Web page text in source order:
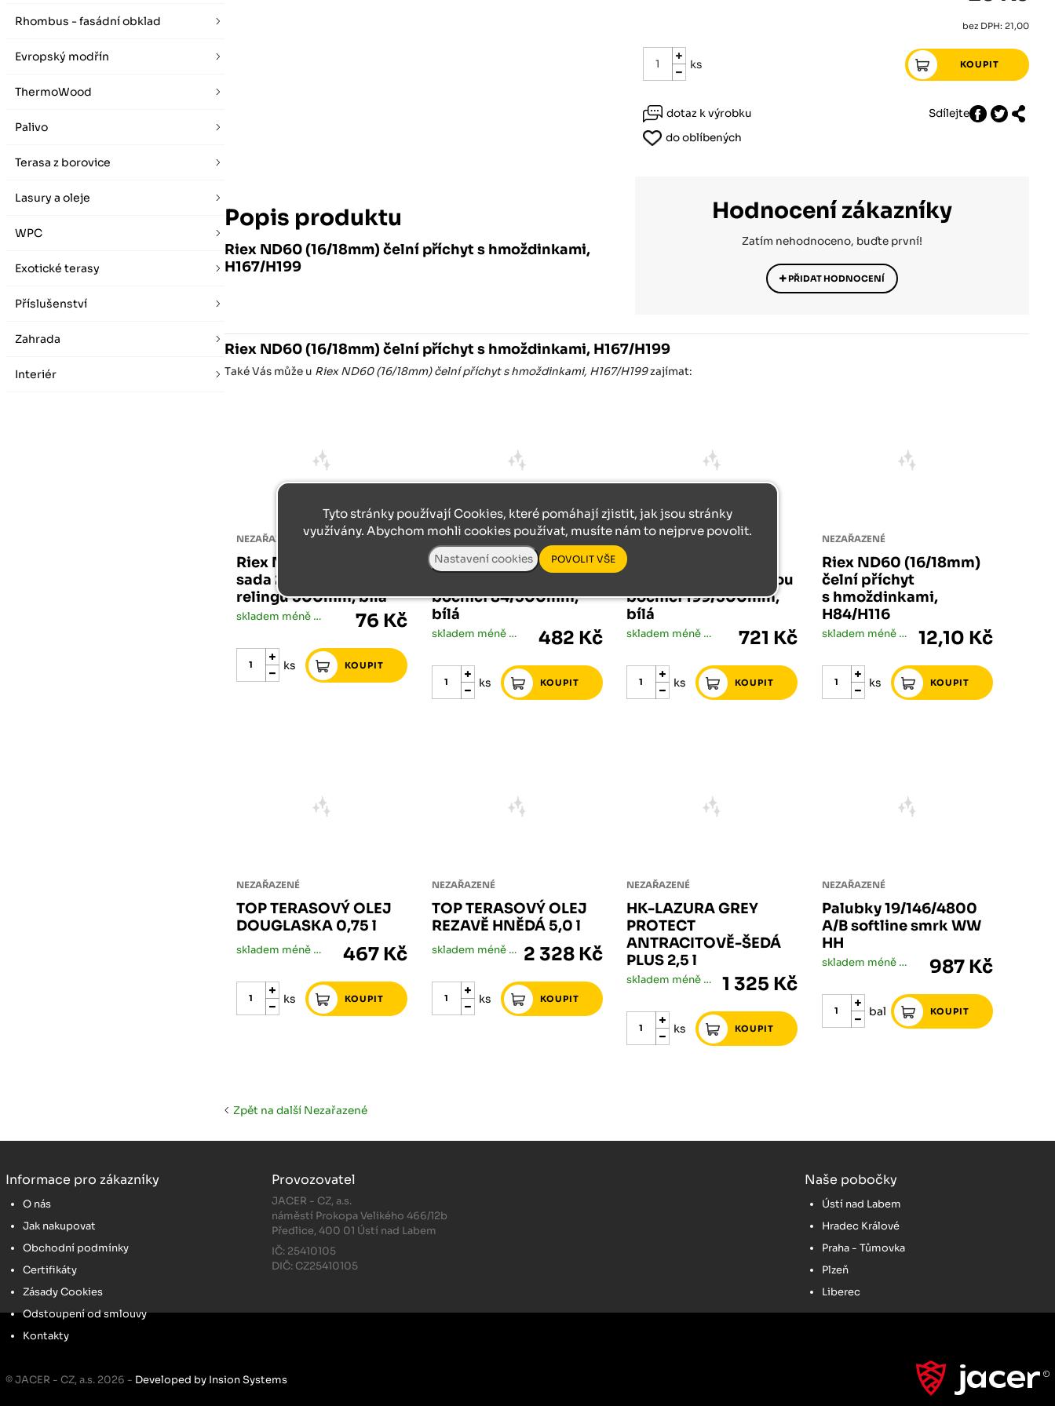
bez DPH: 21,00
ks
dotaz k výrobku
Sdílejte
do oblíbených
Popis produktu
Riex ND60 (16/18mm) čelní příchyt s hmoždinkami,
H167/H199
Hodnocení zákazníky
Zatím nehodnoceno, buďte první!
PŘIDAT HODNOCENÍ
Riex ND60 (16/18mm) čelní příchyt s hmoždinkami, H167/H199
Také Vás může u Riex ND60 (16/18mm) čelní příchyt s hmoždinkami, H167/H199zajímat:
NEZAŘAZENÉ
Riex ND60 (16/18mm)
sada 2 hranatých
relingů 500mm, bílá
skladem méně než 5 ks 76 Kč
ks
NEZAŘAZENÉ
Riex ND60 (18mm)
bočnicí 84/500mm,
bílá
skladem méně než 5 ks 482 Kč
ks
NEZAŘAZENÉ
Riex ND60 (18mm)
skrytý výsev s dvojitou
bočnicí 199/500mm,
bílá
skladem méně než 5 ks 721 Kč
ks
NEZAŘAZENÉ
Riex ND60 (16/18mm)
čelní příchyt
s hmoždinkami,
H84/H116
skladem méně než 5 ks 12,10 Kč
ks
NEZAŘAZENÉ
TOP TERASOVÝ OLEJ
DOUGLASKA 0,75 l
skladem méně než 5 ks 467 Kč
ks
NEZAŘAZENÉ
TOP TERASOVÝ OLEJ
REZAVĚ HNĚDÁ 5,0 l
skladem méně než 5 ks 2 328 Kč
ks
NEZAŘAZENÉ
HK-LAZURA GREY
PROTECT
ANTRACITOVĚ-ŠEDÁ
PLUS 2,5 l
skladem méně než 5 ks 1 325 Kč
ks
NEZAŘAZENÉ
Palubky 19/146/4800
A/B softline smrk WW
HH
skladem méně než 5 bal 987 Kč
bal
Zpět na další Nezařazené
Rhombus - fasádní obklad
Evropský modřín
ThermoWood
Palivo
Terasa z borovice
Lasury a oleje
WPC
Exotické terasy
Příslušenství
Zahrada
Interiér
Zimní otevírací doba (listopad - únor)
Informace pro zákazníky
O nás
Jak nakupovat
Obchodní podmínky
Certifikáty
Zásady Cookies
Odstoupení od smlouvy
Kontakty
Provozovatel
JACER - CZ, a.s.
náměstí Prokopa Velikého 466/12b
Předlice, 400 01 Ústí nad Labem
IČ: 25410105
DIČ: CZ25410105
Naše pobočky
Ústí nad Labem
Hradec Králové
Praha - Tůmovka
Plzeň
Liberec
© JACER - CZ, a.s. 2026 - Developed by Insion Systems
Tyto stránky používají Cookies, které pomáhají zjistit, jak jsou stránky
využívány. Abychom mohli cookies používat, musíte nám to nejprve povolit.